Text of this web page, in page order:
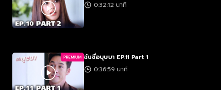
0:32:12 นาที
PREMIUM ฉันชื่อบุษบา EP.11 Part 1
0:36:59 นาที